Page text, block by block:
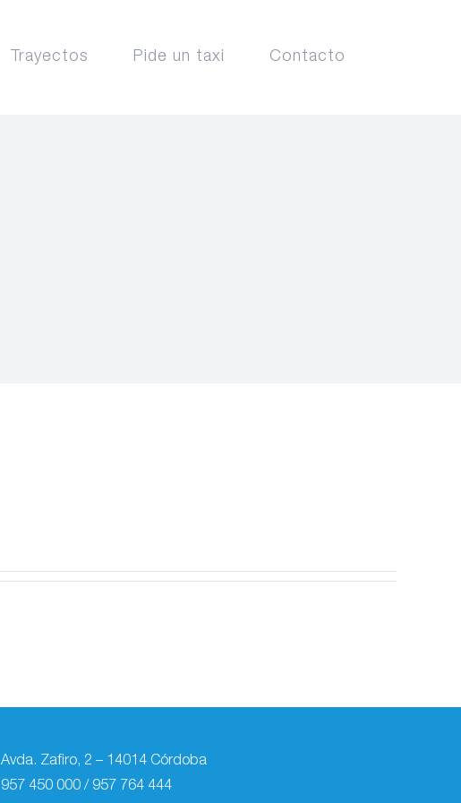
Trayectos Pide un taxi Contacto
Avda. Zafiro, 2 – 14014 Córdoba
957 450 000/ 957 764 444